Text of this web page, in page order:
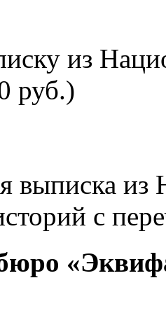
из
руб.)
выписка из
с